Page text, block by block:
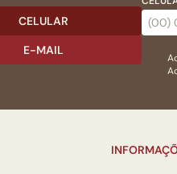
CELULAR
E-MAIL